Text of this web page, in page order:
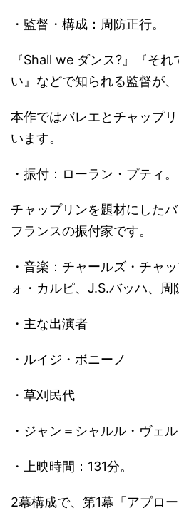
・監督・構成：周防正行。
『Shall we ダンス?』『そ
い』などで知られる監督が、
本作ではバレエとチャップ
います。
・振付：ローラン・プティ。
チャップリンを題材にした
フランスの振付家です。
・音楽：チャールズ・チャ
ォ・カルピ、J.S.バッハ、周
・主な出演者
・ルイジ・ボニーノ
・草刈民代
・ジャン＝シャルル・ヴェ
・上映時間：131分。
2幕構成で、第1幕「アプロ